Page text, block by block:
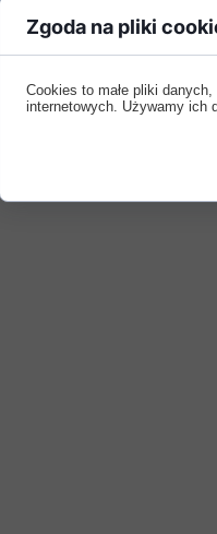
Zgoda na pliki
Cookies to małe pliki
internetowych. Używamy ich